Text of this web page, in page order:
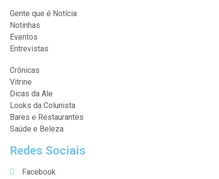
Gente que é Notícia
Notinhas
Eventos
Entrevistas
Crônicas
Vitrine
Dicas da Ale
Looks da Colunista
Bares e Restaurantes
Saúde e Beleza
Redes Sociais
Facebook